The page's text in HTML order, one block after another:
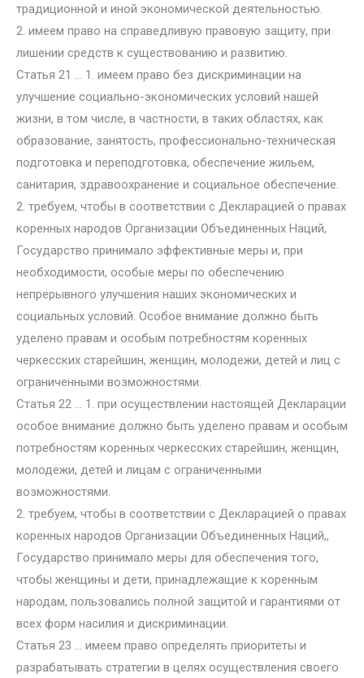
традиционной и иной экономической деятельностью.
2. имеем право на справедливую правовую защиту, при
лишении средств к существованию и развитию.
Статья 21 … 1. имеем право без дискриминации на
улучшение социально-экономических условий нашей
жизни, в том числе, в частности, в таких областях, как
образование, занятость, профессионально-техническая
подготовка и переподготовка, обеспечение жильем,
санитария, здравоохранение и социальное обеспечение.
2. требуем, чтобы в соответствии с Декларацией о правах
коренных народов Организации Объединенных Наций,
Государство принимало эффективные меры и, при
необходимости, особые меры по обеспечению
непрерывного улучшения наших экономических и
социальных условий. Особое внимание должно быть
уделено правам и особым потребностям коренных
черкесских старейшин, женщин, молодежи, детей и лиц с
ограниченными возможностями.
Статья 22 … 1. при осуществлении настоящей Декларации
особое внимание должно быть уделено правам и особым
потребностям коренных черкесских старейшин, женщин,
молодежи, детей и лицам с ограниченными
возможностями.
2. требуем, чтобы в соответствии с Декларацией о правах
коренных народов Организации Объединенных Наций,,
Государство принимало меры для обеспечения того,
чтобы женщины и дети, принадлежащие к коренным
народам, пользовались полной защитой и гарантиями от
всех форм насилия и дискриминации.
Статья 23 … имеем право определять приоритеты и
разрабатывать стратегии в целях осуществления своего